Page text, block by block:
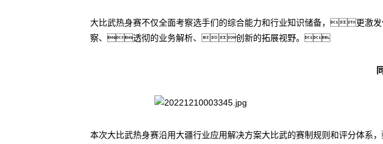
大比武热身赛不仅全面考察选手们的综合能力和行业知识储备，更激
察、透彻的业务解析、创新的拓展视野。
本次大比武热身赛沿用大疆行业应用解决方案大比武的赛制规则和评分体